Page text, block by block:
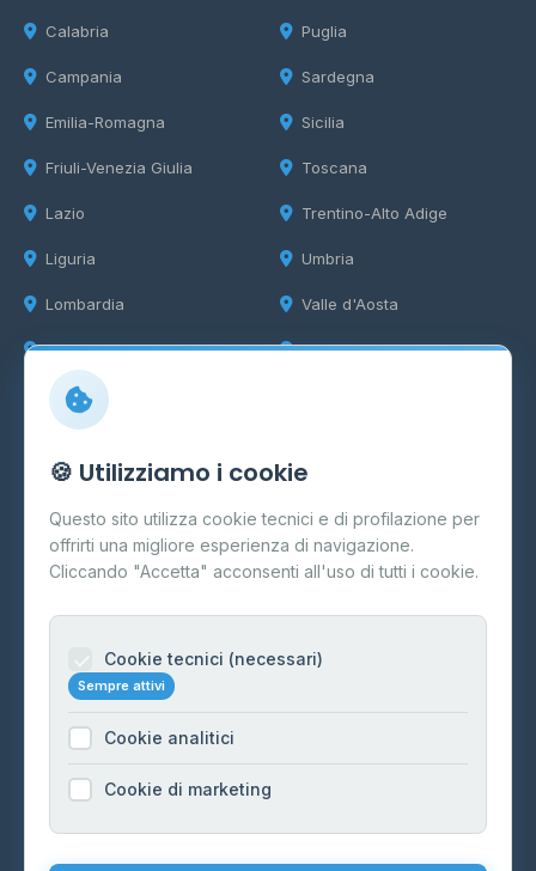
Calabria
Campania
Emilia-Romagna
Friuli-Venezia Giulia
Lazio
Liguria
Lombardia
Marche
Puglia
Sardegna
Sicilia
Toscana
Trentino-Alto Adige
Umbria
Valle d'Aosta
Veneto
Info
Cos'è il GPL
FAQ
Contatti
Informazioni legali
Cookie Policy
Preferenze Cookie
Mappa del sito
🍪 Utilizziamo i cookie
Questo sito utilizza cookie tecnici e di profilazione per
offrirti una migliore esperienza di navigazione.
Cliccando "Accetta" acconsenti all'uso di tutti i cookie.
Cookie tecnici (necessari)
Sempre attivi
Cookie analitici
Cookie di marketing